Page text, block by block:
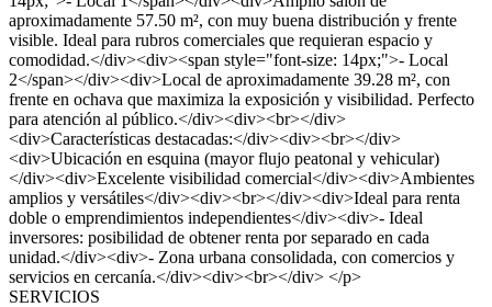
aproximadamente 57.50 m², con muy buena distribución y frente
visible. Ideal para rubros comerciales que requieran espacio y
comodidad.</div><div><span style="font-size: 14px;">- Local
2</span></div><div>Local de aproximadamente 39.28 m², con
frente en ochava que maximiza la exposición y visibilidad. Perfecto
para atención al público.</div><div><br></div>
<div>Características destacadas:</div><div><br></div>
<div>Ubicación en esquina (mayor flujo peatonal y vehicular)
</div><div>Excelente visibilidad comercial</div><div>Ambientes
amplios y versátiles</div><div><br></div><div>Ideal para renta
doble o emprendimientos independientes</div><div>- Ideal
inversores: posibilidad de obtener renta por separado en cada
unidad.</div><div>- Zona urbana consolidada, con comercios y
servicios en cercanía.</div><div><br></div> </p>
SERVICIOS